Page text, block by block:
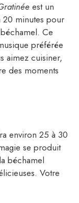
est un
20 minutes pour
Ce
préférée
aimez cuisiner,
des moments
environ 25 à 30
se produit
béchamel
Votre